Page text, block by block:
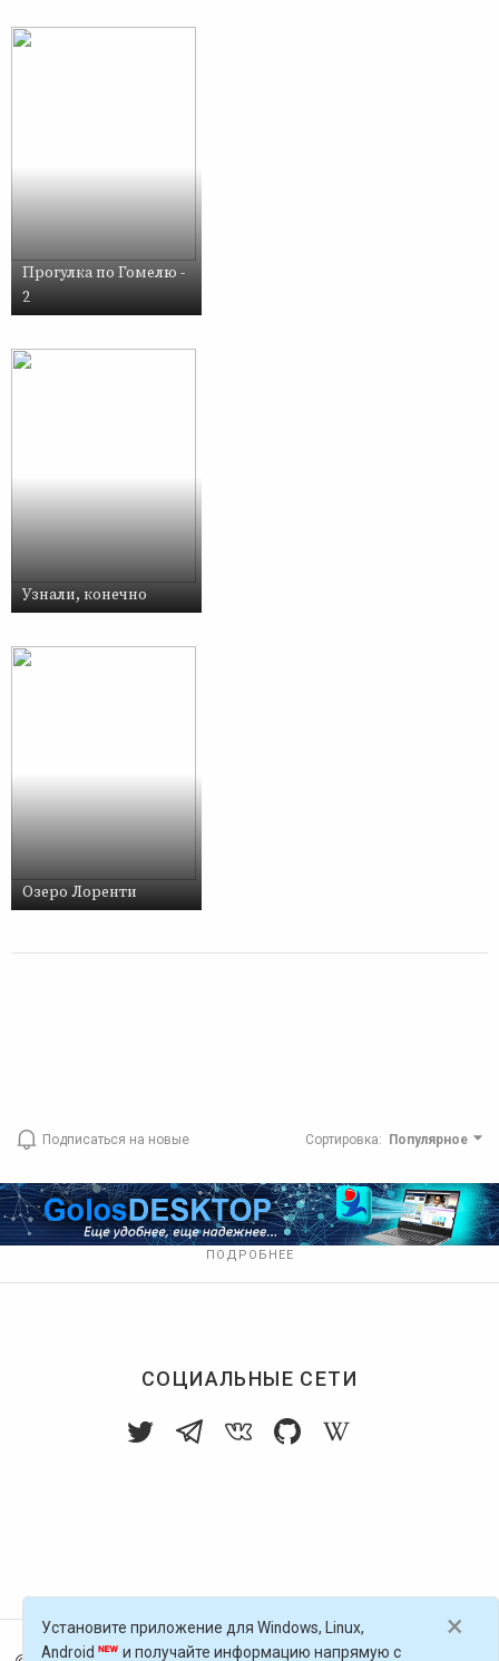
Прогулка по Гомелю -
2
Узнали, конечно
Озеро Лоренти
Подписаться на новые Сортировка: Популярное
ПОДРОБНЕЕ
СОЦИАЛЬНЫЕ СЕТИ
×
Установите приложение для Windows, Linux,
Android
и получайте информацию напрямую с